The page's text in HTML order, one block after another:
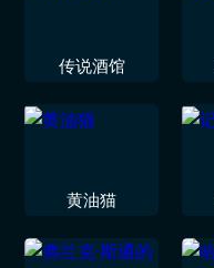
传说酒馆
黄油猫